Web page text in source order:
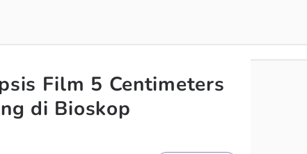
Film 5 Centimeters
di Bioskop